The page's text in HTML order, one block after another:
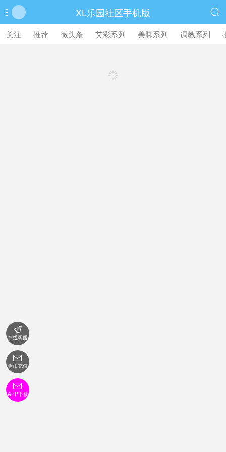
 XL乐园社区手机版 
关注 推荐 微头条 艾彩系列 美脚系列 调教系列
繁體中文版

在线客服

金币充值

APP下载